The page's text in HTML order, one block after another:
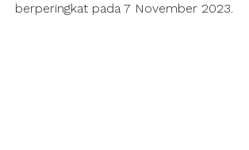
berperingkat pada 7 November 2023.